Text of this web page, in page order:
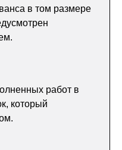
в том размере
работ в
который